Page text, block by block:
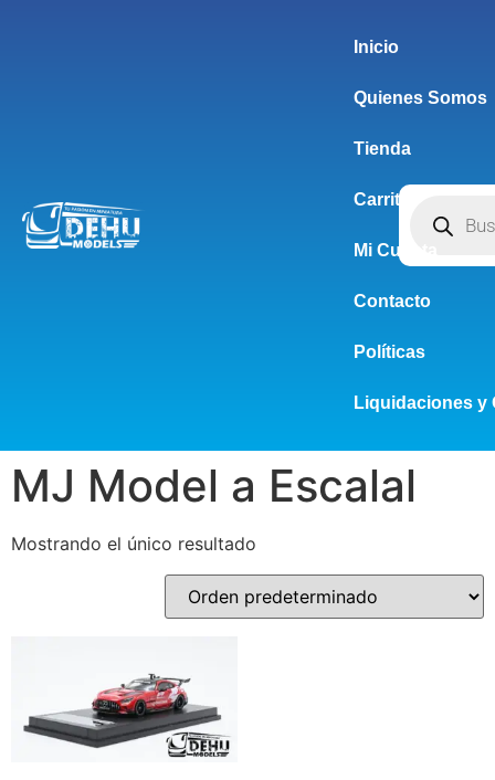
Inicio
Quienes Somos
Tienda
Carrito
Mi Cuenta
Contacto
Políticas
Liquidaciones y
MJ Model a Escalal
Mostrando el único resultado